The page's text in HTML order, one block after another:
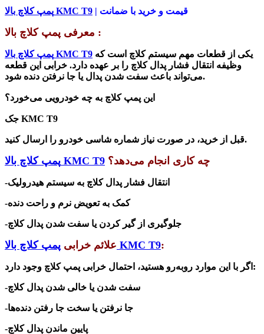
پمپ کلاچ بالا KMC T9 | قیمت و خرید با ضمانت
معرفی پمپ کلاچ بالا :
پمپ کلاچ بالا KMC T9
وظیفه انتقال فشار پدال کلاچ را بر عهده دارد. خرابی این قطعه
می‌تواند باعث سفت شدن پدال یا جا نرفتن دنده شود.
این پمپ کلاچ به چه خودرویی می‌خورد؟
جک KMC T9
قبل از خرید، در صورت نیاز شماره شاسی خودرو را ارسال کنید.
پمپ کلاچ بالا KMC T9 چه کاری انجام می‌دهد؟
-انتقال فشار پدال کلاچ به سیستم هیدرولیک
-کمک به تعویض نرم و راحت دنده
-جلوگیری از گیر کردن یا سفت شدن پدال کلاچ
علائم خرابی پمپ کلاچ بالا KMC T9:
اگر با این موارد روبه‌رو هستید، احتمال خرابی پمپ کلاچ وجود دارد:
-سفت شدن یا خالی شدن پدال کلاچ
-جا نرفتن یا سخت جا رفتن دنده‌ها
-پایین ماندن پدال کلاچ